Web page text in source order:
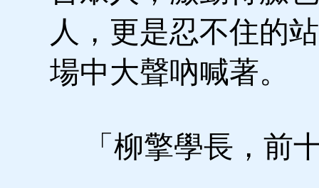
人，更是忍不住的
場中大聲吶喊著。
「柳擎學長，前